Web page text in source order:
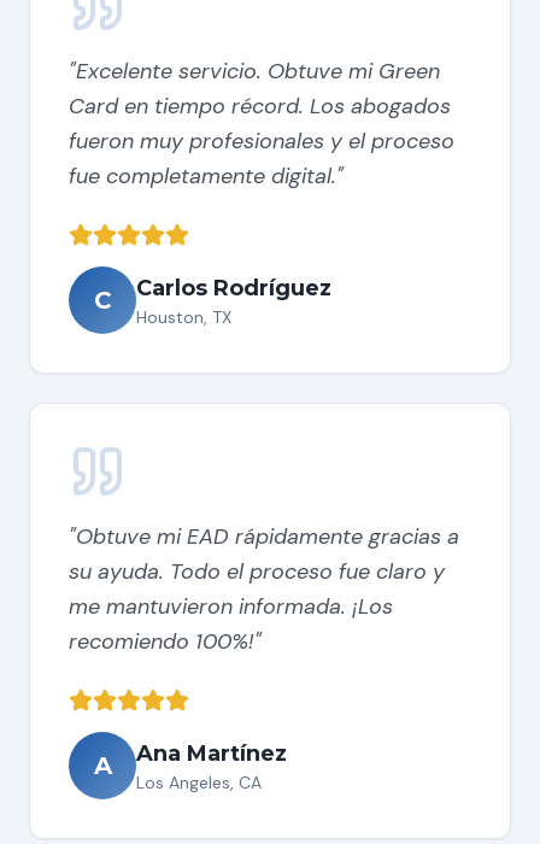
"Excelente servicio. Obtuve mi Green
Card en tiempo récord. Los abogados
fueron muy profesionales y el proceso
fue completamente digital."
C Carlos Rodríguez
Houston, TX
"Obtuve mi EAD rápidamente gracias a
su ayuda. Todo el proceso fue claro y
me mantuvieron informada. ¡Los
recomiendo 100%!"
A Ana Martínez
Los Angeles, CA